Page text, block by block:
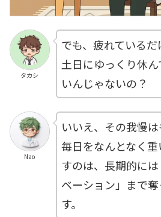
タカシ
でも、疲れている
土日にゆっくり休
いんじゃないの？
Nao
いいえ、その我慢は
毎日をなんとなく
すのは、長期的に
ベーション」まで
す。